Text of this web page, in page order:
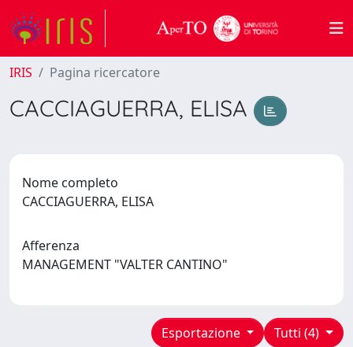
IRIS Pagina ricercatore
CACCIAGUERRA, ELISA
Nome completo
CACCIAGUERRA, ELISA
Afferenza
MANAGEMENT "VALTER CANTINO"
Tutti (4)
Esportazione